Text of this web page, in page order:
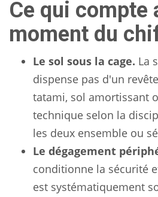
Ce qui compte
moment du
Le sol sous la cage. La
dispense pas d'un
tatami, sol amortissant
technique selon la
les deux ensemble ou
Le dégagement
conditionne la sécurité
est systématiquement